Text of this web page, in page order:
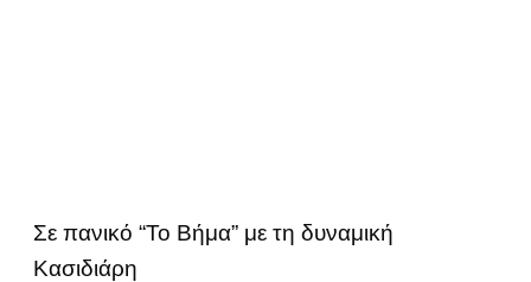
Σε πανικό “Το Βήμα” με τη δυναμική
Κασιδιάρη